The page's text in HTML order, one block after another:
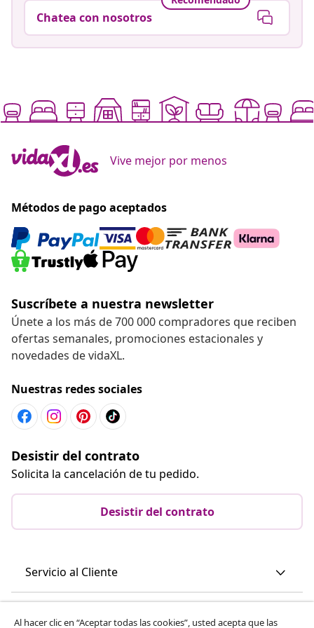
Chatea con nosotros
Vive mejor por menos
Métodos de pago aceptados
Suscríbete a nuestra newsletter
Únete a los más de 700 000 compradores que reciben
ofertas semanales, promociones estacionales y
novedades de vidaXL.
Nuestras redes sociales
Desistir del contrato
Solicita la cancelación de tu pedido.
Desistir del contrato
Servicio al Cliente
Al hacer clic en “Aceptar todas las cookies”, usted acepta que las